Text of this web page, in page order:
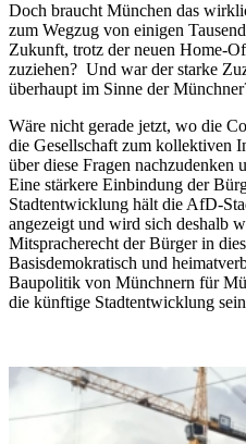
Doch braucht München das
zum Wegzug von einigen
Zukunft, trotz der neuen Home-
zuziehen? Und war der starke
überhaupt im Sinne der
Wäre nicht gerade jetzt, wo die
die Gesellschaft zum kollektiven
über diese Fragen nachzudenken
Eine stärkere Einbindung der
Stadtentwicklung hält die AfD-
angezeigt und wird sich deshalb
Mitspracherecht der Bürger in
Basisdemokratisch und
Baupolitik von Münchnern für
die künftige Stadtentwicklung